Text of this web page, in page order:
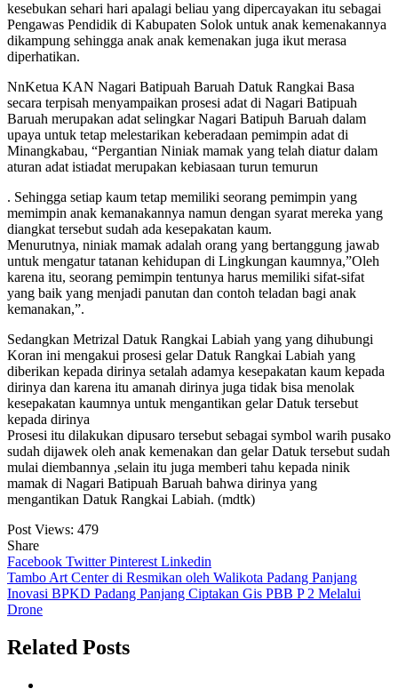
kesebukan sehari hari apalagi beliau yang dipercayakan itu sebagai
Pengawas Pendidik di Kabupaten Solok untuk anak kemenakannya
dikampung sehingga anak anak kemenakan juga ikut merasa
diperhatikan.
NnKetua KAN Nagari Batipuah Baruah Datuk Rangkai Basa
secara terpisah menyampaikan prosesi adat di Nagari Batipuah
Baruah merupakan adat selingkar Nagari Batipuh Baruah dalam
upaya untuk tetap melestarikan keberadaan pemimpin adat di
Minangkabau, “Pergantian Niniak mamak yang telah diatur dalam
aturan adat istiadat merupakan kebiasaan turun temurun
. Sehingga setiap kaum tetap memiliki seorang pemimpin yang
memimpin anak kemanakannya namun dengan syarat mereka yang
diangkat tersebut sudah ada kesepakatan kaum.
Menurutnya, niniak mamak adalah orang yang bertanggung jawab
untuk mengatur tatanan kehidupan di Lingkungan kaumnya,”Oleh
karena itu, seorang pemimpin tentunya harus memiliki sifat-sifat
yang baik yang menjadi panutan dan contoh teladan bagi anak
kemanakan,”.
Sedangkan Metrizal Datuk Rangkai Labiah yang yang dihubungi
Koran ini mengakui prosesi gelar Datuk Rangkai Labiah yang
diberikan kepada dirinya setalah adamya kesepakatan kaum kepada
dirinya dan karena itu amanah dirinya juga tidak bisa menolak
kesepakatan kaumnya untuk mengantikan gelar Datuk tersebut
kepada dirinya
Prosesi itu dilakukan dipusaro tersebut sebagai symbol warih pusako
sudah dijawek oleh anak kemenakan dan gelar Datuk tersebut sudah
mulai diembannya ,selain itu juga memberi tahu kepada ninik
mamak di Nagari Batipuah Baruah bahwa dirinya yang
mengantikan Datuk Rangkai Labiah. (mdtk)
Post Views: 479
Share
Facebook TwitterPinterest Linkedin
Navigasi
pos
Tambo Art Center di Resmikan oleh Walikota Padang Panjang
Inovasi BPKD Padang Panjang Ciptakan Gis PBB P 2 Melalui
Drone
Related Posts